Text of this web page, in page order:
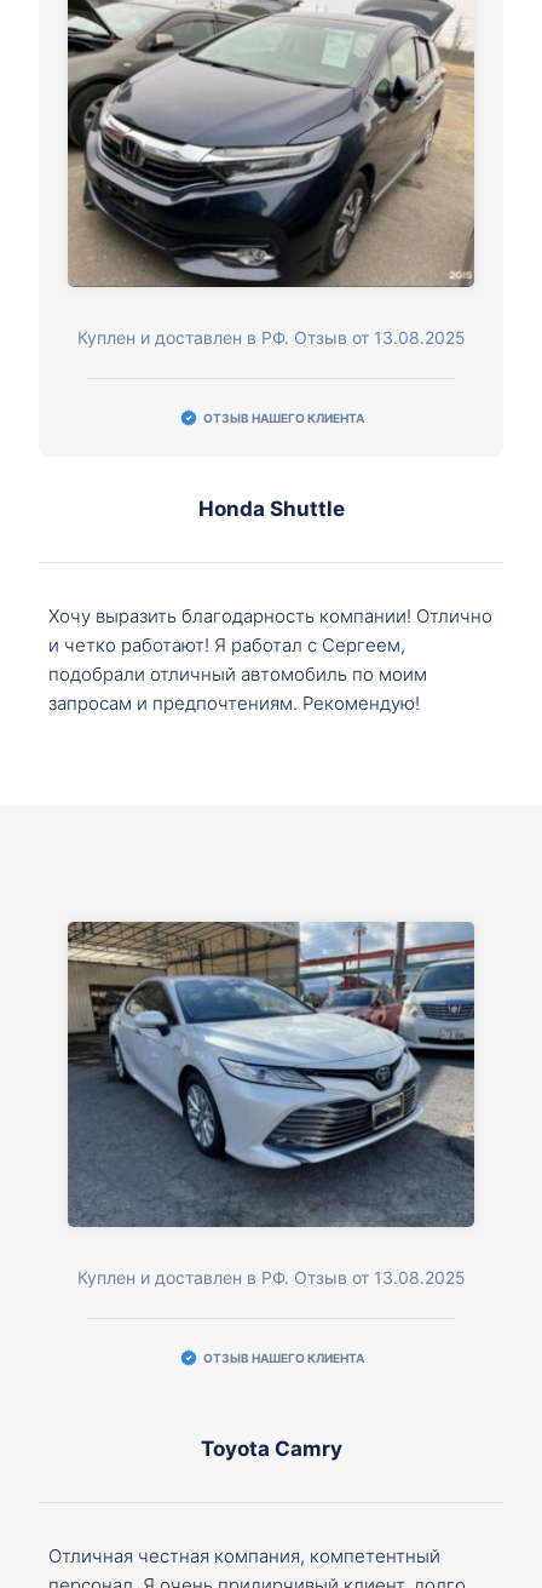
Куплен и доставлен в РФ. Отзыв от 13.08.2025
ОТЗЫВ НАШЕГО КЛИЕНТА
Honda Shuttle
Хочу выразить благодарность компании! Отлично
и четко работают! Я работал с Сергеем,
подобрали отличный автомобиль по моим
запросам и предпочтениям. Рекомендую!
Куплен и доставлен в РФ. Отзыв от 13.08.2025
ОТЗЫВ НАШЕГО КЛИЕНТА
Toyota Camry
Отличная честная компания, компетентный